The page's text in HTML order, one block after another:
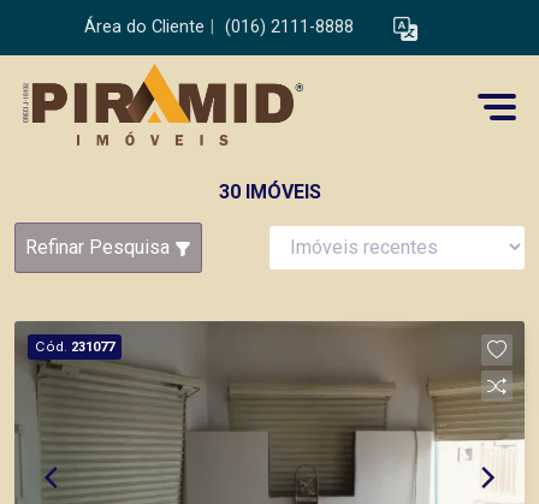
Área do Cliente (016) 2111-8888
30 IMÓVEIS
Refinar Pesquisa
Cód. 231077